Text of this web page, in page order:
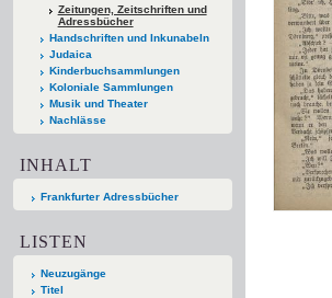
Zeitungen, Zeitschriften und
Adressbücher
Handschriften und Inkunabeln
Judaica
Kinderbuchsammlungen
Koloniale Sammlungen
Musik und Theater
Nachlässe
INHALT
Frankfurter Adressbücher
LISTEN
Neuzugänge
Titel